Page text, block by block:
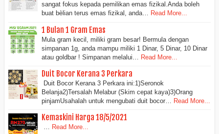
sangat fokus kepada pemilikan emas fizikal.Anda boleh
buat bèlian terus emas fizikal, anda… Read More...
1 Bulan 1 Gram Emas
Mula gram kecil, miliki gram besar! Bermula dengan
simpanan 1g, anda mampu miliki 1 Dinar, 5 Dinar, 10 Dinar
atau goldbar ! Simpanan melalui…
Read More...
Duit Bocor Kerana 3 Perkara
Duit Bocor Kerana 3 Perkara ini:1)Seronok
Belanja2)Tersalah Melabur (Skim cepat kaya)3)Orang
pinjamUsahalah untuk mengubati duit bocor…
Read More...
Kemaskini Harga 18/5/2021
… Read More...